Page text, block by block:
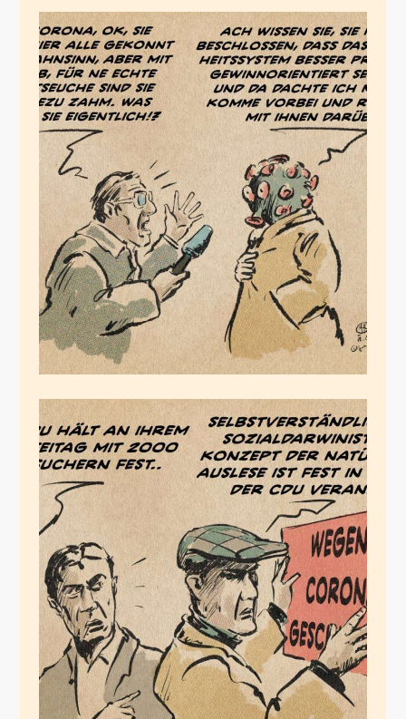
Was bringt Corona?
März 12, 2020
Ausmerzen
März 12, 2020